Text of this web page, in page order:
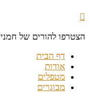
הצטרפו להורים של
דף הבית
אודות
מטפלים
מבוגרים